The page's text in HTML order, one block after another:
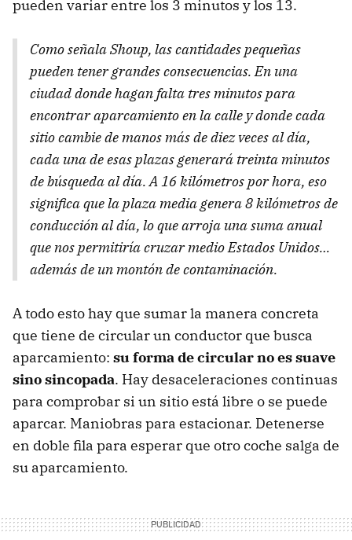
pueden variar entre los 3 minutos y los 13.
Como señala Shoup, las cantidades pequeñas
pueden tener grandes consecuencias. En una
ciudad donde hagan falta tres minutos para
encontrar aparcamiento en la calle y donde cada
sitio cambie de manos más de diez veces al día,
cada una de esas plazas generará treinta minutos
de búsqueda al día. A 16 kilómetros por hora, eso
significa que la plaza media genera 8 kilómetros de
conducción al día, lo que arroja una suma anual
que nos permitiría cruzar medio Estados Unidos…
además de un montón de contaminación.
A todo esto hay que sumar la manera concreta
que tiene de circular un conductor que busca
aparcamiento: su forma de circular no es suave
sino sincopada. Hay desaceleraciones continuas
para comprobar si un sitio está libre o se puede
aparcar. Maniobras para estacionar. Detenerse
en doble fila para esperar que otro coche salga de
su aparcamiento.